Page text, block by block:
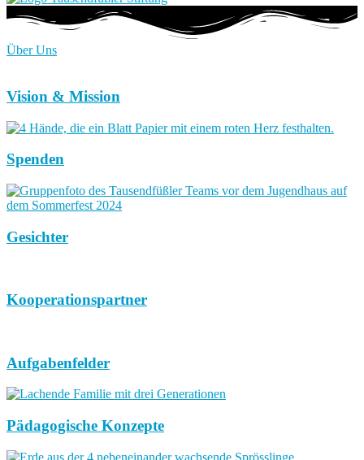
Über Uns
Vision & Mission
Spenden
Gesichter
Kooperationspartner
Aufgabenfelder
Pädagogische Konzepte